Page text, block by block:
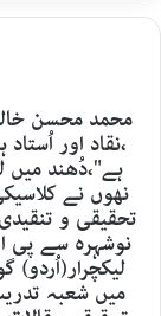
محمد محسن
،نقاد اور
ہے"،دُھند میں
نھوں نے
تحقیقی و
میں شعبہ